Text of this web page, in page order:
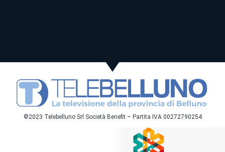
©2023 Telebelluno Srl Società Benefit – Partita IVA 00272790254